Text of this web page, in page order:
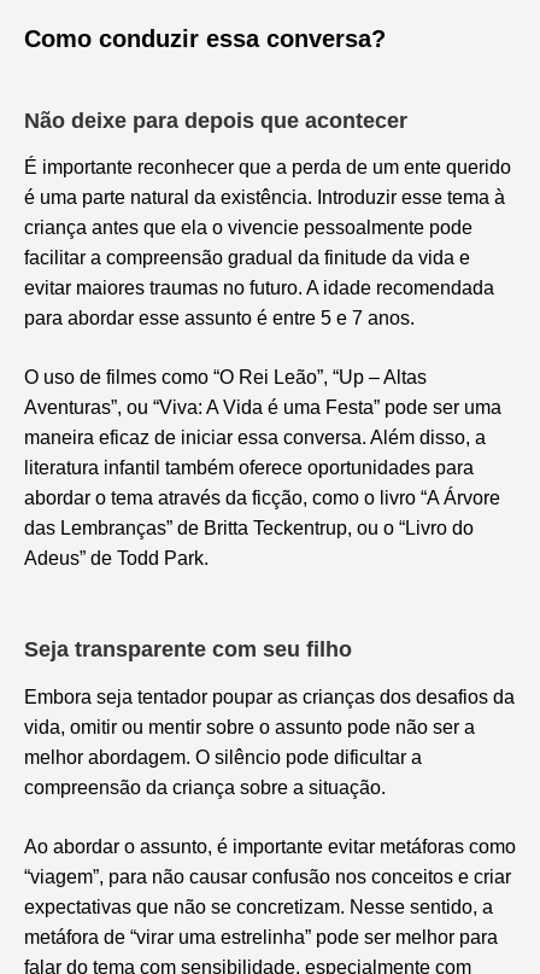
Como conduzir essa conversa?
Não deixe para depois que acontecer
É importante reconhecer que a perda de um ente querido
é uma parte natural da existência. Introduzir esse tema à
criança antes que ela o vivencie pessoalmente pode
facilitar a compreensão gradual da finitude da vida e
evitar maiores traumas no futuro. A idade recomendada
para abordar esse assunto é entre 5 e 7 anos.
O uso de filmes como “O Rei Leão”, “Up – Altas
Aventuras”, ou “Viva: A Vida é uma Festa” pode ser uma
maneira eficaz de iniciar essa conversa. Além disso, a
literatura infantil também oferece oportunidades para
abordar o tema através da ficção, como o livro “A Árvore
das Lembranças” de Britta Teckentrup, ou o “Livro do
Adeus” de Todd Park.
Seja transparente com seu filho
Embora seja tentador poupar as crianças dos desafios da
vida, omitir ou mentir sobre o assunto pode não ser a
melhor abordagem. O silêncio pode dificultar a
compreensão da criança sobre a situação.
Ao abordar o assunto, é importante evitar metáforas como
“viagem”, para não causar confusão nos conceitos e criar
expectativas que não se concretizam. Nesse sentido, a
metáfora de “virar uma estrelinha” pode ser melhor para
falar do tema com sensibilidade, especialmente com